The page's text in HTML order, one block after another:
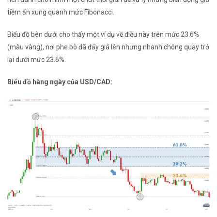
tiềm ẩn xung quanh mức Fibonacci.
Biểu đồ bên dưới cho thấy một ví dụ về điều này trên mức 23.6%
(màu vàng), nơi phe bò đã đẩy giá lên nhưng nhanh chóng quay trở
lại dưới mức 23.6%.
Biểu đồ hàng ngày của USD/CAD: